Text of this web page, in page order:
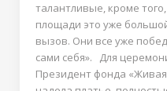
талантливые, кроме
площади это уже
вызов. Они все уже
сами себя». Для
Президент фонда